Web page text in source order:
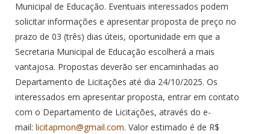
Municipal de Educação. Eventuais interessados podem
solicitar informações e apresentar proposta de preço no
prazo de 03 (três) dias úteis, oportunidade em que a
Secretaria Municipal de Educação escolherá a mais
vantajosa. Propostas deverão ser encaminhadas ao
Departamento de Licitações até dia 24/10/2025. Os
interessados em apresentar proposta, entrar em contato
com o Departamento de Licitações, através do e-
mail: licitapmon@gmail.com. Valor estimado é de R$